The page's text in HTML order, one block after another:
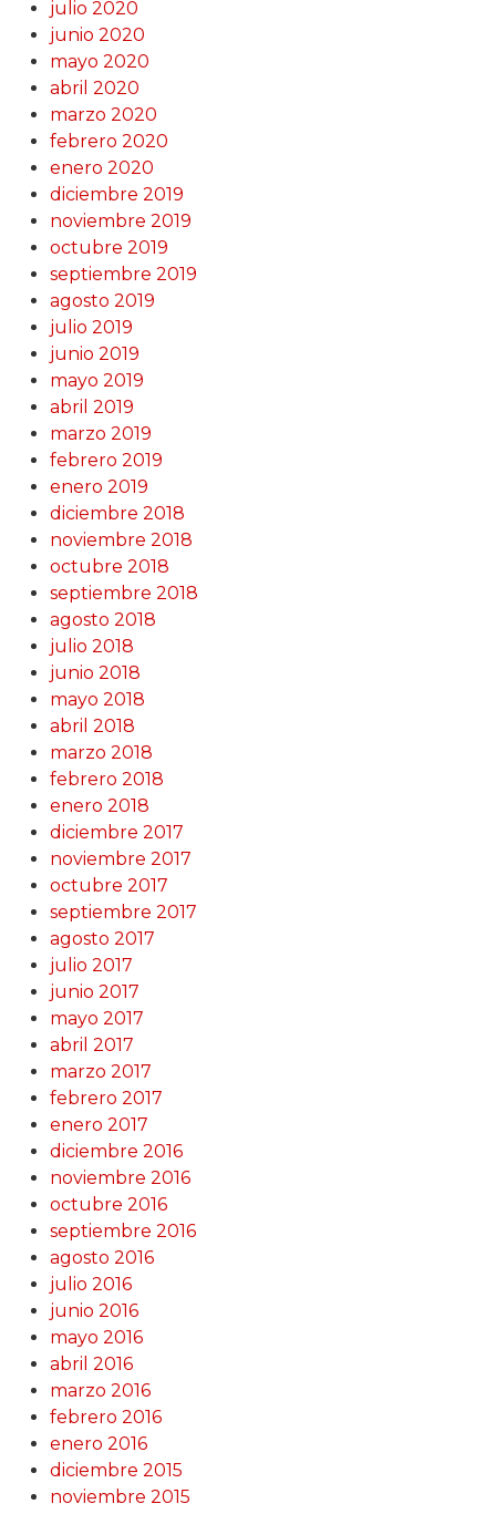
julio 2020
junio 2020
mayo 2020
abril 2020
marzo 2020
febrero 2020
enero 2020
diciembre 2019
noviembre 2019
octubre 2019
septiembre 2019
agosto 2019
julio 2019
junio 2019
mayo 2019
abril 2019
marzo 2019
febrero 2019
enero 2019
diciembre 2018
noviembre 2018
octubre 2018
septiembre 2018
agosto 2018
julio 2018
junio 2018
mayo 2018
abril 2018
marzo 2018
febrero 2018
enero 2018
diciembre 2017
noviembre 2017
octubre 2017
septiembre 2017
agosto 2017
julio 2017
junio 2017
mayo 2017
abril 2017
marzo 2017
febrero 2017
enero 2017
diciembre 2016
noviembre 2016
octubre 2016
septiembre 2016
agosto 2016
julio 2016
junio 2016
mayo 2016
abril 2016
marzo 2016
febrero 2016
enero 2016
diciembre 2015
noviembre 2015